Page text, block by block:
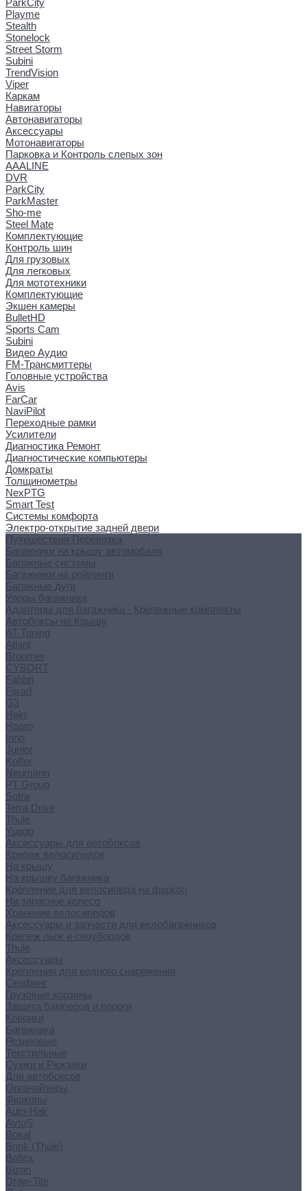
Playme
Stealth
Stonelock
Street Storm
Subini
TrendVision
Viper
Каркам
Навигаторы
Автонавигаторы
Аксессуары
Мотонавигаторы
Парковка и Контроль слепых зон
AAALINE
DVR
ParkCity
ParkMaster
Sho-me
Steel Mate
Комплектующие
Контроль шин
Для грузовых
Для легковых
Для мототехники
Комплектующие
Экшен камеры
BulletHD
Sports Cam
Subini
Видео Аудио
FM-Трансмиттеры
Головные устройства
Avis
FarCar
NaviPilot
Переходные рамки
Усилители
Диагностика Ремонт
Диагностические компьютеры
Домкраты
Толщинометры
NexPTG
Smart Test
Системы комфорта
Электро-открытие задней двери
Путешествия Перевозка
Багажники на крышу автомобиля
Багажные системы
Багажники на рейлинги
Багажные дуги
Упоры багажника
Адаптеры для багажника - Крепежные комплекты
Автобоксы на Крышу
AT Tuning
Atlant
Broomer
CYBORT
Fabbri
Farad
G3
Hakr
Hapro
Inno
Junior
Koffer
Neumann
PT Group
Sotra
Terra Drive
Thule
Yuago
Аксессуары для автобоксов
Крепеж велосипедов
На крышу
На крышку багажника
Крепление для велосипеда на фаркоп
На запасное колесо
Хранение велосипедов
Аксессуары и запчасти для велобагажников
Крепеж лыж и сноубордов
Thule
Аксессуары
Крепления для водного снаряжения
Серфинг
Грузовые корзины
Защита бамперов и пороги
Коврики
Багажника
Резиновые
Текстильные
Сумки и Рюкзаки
Для автобоксов
Органайзеры
Фаркопы
Auto-Hak
AvtoS
Bosal
Brink (Thule)
Baltex
Bizon
Draw-Tite